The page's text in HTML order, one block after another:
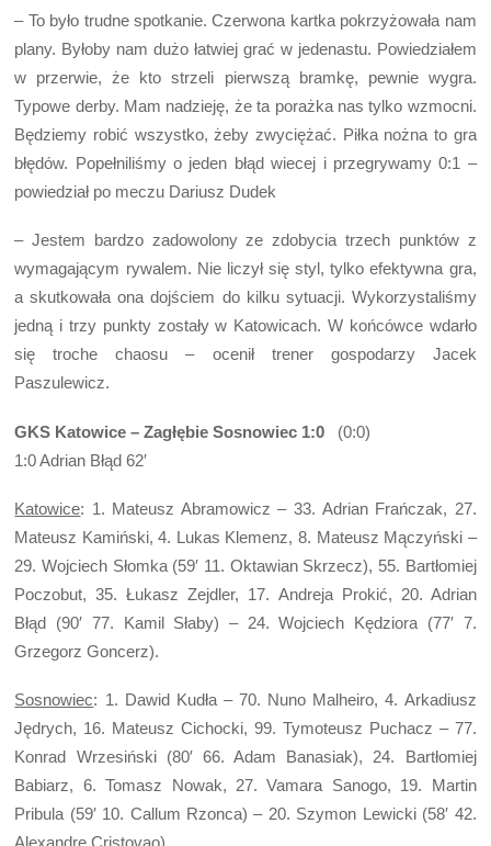
– To było trudne spotkanie. Czerwona kartka pokrzyżowała nam
plany. Byłoby nam dużo łatwiej grać w jedenastu. Powiedziałem
w przerwie, że kto strzeli pierwszą bramkę, pewnie wygra.
Typowe derby. Mam nadzieję, że ta porażka nas tylko wzmocni.
Będziemy robić wszystko, żeby zwyciężać. Piłka nożna to gra
błędów. Popełniliśmy o jeden błąd wiecej i przegrywamy 0:1 –
powiedział po meczu Dariusz Dudek
– Jestem bardzo zadowolony ze zdobycia trzech punktów z
wymagającym rywalem. Nie liczył się styl, tylko efektywna gra,
a skutkowała ona dojściem do kilku sytuacji. Wykorzystaliśmy
jedną i trzy punkty zostały w Katowicach. W końcówce wdarło
się troche chaosu – ocenił trener gospodarzy Jacek
Paszulewicz.
GKS Katowice – Zagłębie Sosnowiec 1:0
(0:0)
1:0 Adrian Błąd 62′
Katowice: 1. Mateusz Abramowicz – 33. Adrian Frańczak, 27.
Mateusz Kamiński, 4. Lukas Klemenz, 8. Mateusz Mączyński –
29. Wojciech Słomka (59′ 11. Oktawian Skrzecz), 55. Bartłomiej
Poczobut, 35. Łukasz Zejdler, 17. Andreja Prokić, 20. Adrian
Błąd (90′ 77. Kamil Słaby) – 24. Wojciech Kędziora (77′ 7.
Grzegorz Goncerz).
Sosnowiec: 1. Dawid Kudła – 70. Nuno Malheiro, 4. Arkadiusz
Jędrych, 16. Mateusz Cichocki, 99. Tymoteusz Puchacz – 77.
Konrad Wrzesiński (80′ 66. Adam Banasiak), 24. Bartłomiej
Babiarz, 6. Tomasz Nowak, 27. Vamara Sanogo, 19. Martin
Pribula (59′ 10. Callum Rzonca) – 20. Szymon Lewicki (58′ 42.